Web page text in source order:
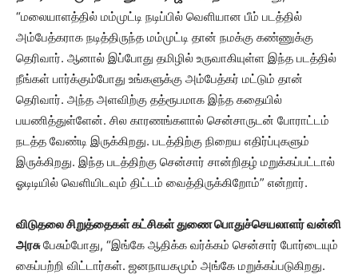
“மலையாளத்தில் மம்முட்டி நடிப்பில் வெளியான பீம் படத்தில்
அம்பேத்கராக நடித்திருந்த மம்முட்டி தான் நமக்கு கண்ணுக்கு
தெரிவார். ஆனால் இப்போது தமிழில் உருவாகியுள்ள இந்த படத்தில்
நீங்கள் பார்க்கும்போது உங்களுக்கு அம்பேத்கர் மட்டும் தான்
தெரிவார். அந்த அளவிற்கு தத்ரூபமாக இந்த கதையில்
பயணித்துள்ளேன். சில காரணங்களால் சென்சாருடன் போராட்டம்
நடத்த வேண்டி இருக்கிறது. படத்திற்கு நிறைய எதிர்ப்புகளும்
இருக்கிறது. இந்த படத்திற்கு சென்சார் சான்றிதழ் மறுக்கப்பட்டால்
ஓடிடியில் வெளியிடவும் திட்டம் வைத்திருக்கிறோம்” என்றார்.
விடுதலை சிறுத்தைகள் கட்சிகள் துணை பொதுச்செயலாளர் வன்னி
அரசுபேசும்போது, “இங்கே ஆதிக்க வர்க்கம் சென்சார் போர்டையும்
கைப்பற்றி விட்டார்கள். ஜனநாயகமும் அங்கே மறுக்கப்படுகிறது.